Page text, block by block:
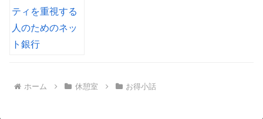
ホーム 休憩室 お得小話